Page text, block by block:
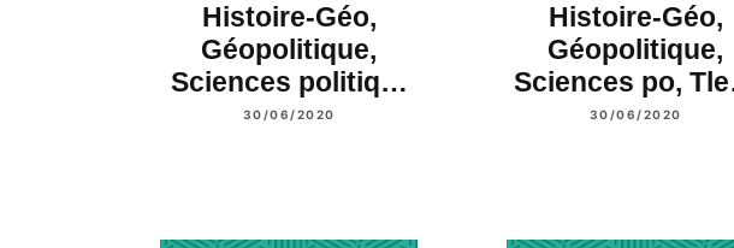
Histoire-Géo,
Géopolitique,
Sciences politiq…
30/06/2020
Histoire-Géo,
Géopolitique,
Sciences po,
30/06/2020